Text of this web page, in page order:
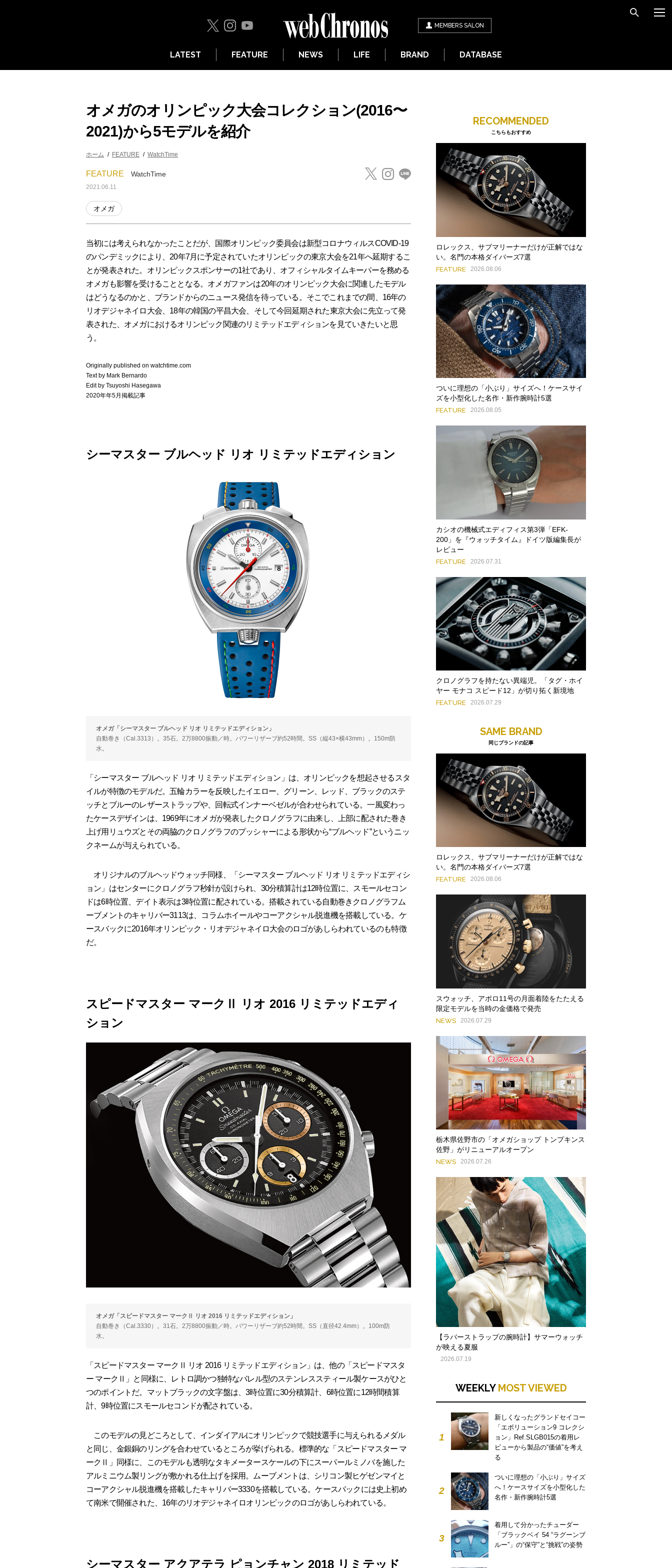
MEMBERS SALON
LATEST FEATURE NEWS LIFE BRAND DATABASE
オメガのオリンピック大会コレクション(2016〜
2021)から5モデルを紹介
ホーム FEATURE WatchTime
FEATURE WatchTime
2021.06.11
オメガ
当初には考えられなかったことだが、国際オリンピック委員会は新型コロナウィルスCOVID-19
のパンデミックにより、20年7月に予定されていたオリンピックの東京大会を21年へ延期するこ
とが発表された。オリンピックスポンサーの1社であり、オフィシャルタイムキーパーを務める
オメガも影響を受けることとなる。オメガファンは20年のオリンピック大会に関連したモデル
はどうなるのかと、ブランドからのニュース発信を待っている。そこでこれまでの間、16年の
リオデジャネイロ大会、18年の韓国の平昌大会、そして今回延期された東京大会に先立って発
表された、オメガにおけるオリンピック関連のリミテッドエディションを見ていきたいと思
う。
Originally published on watchtime.com
Text by Mark Bernardo
Edit by Tsuyoshi Hasegawa
2020年年5月掲載記事
シーマスター ブルヘッド リオ リミテッドエディション
オメガ「シーマスター ブルヘッド リオ リミテッドエディション」
自動巻き（Cal.3313）。35石。2万8800振動／時。パワーリザーブ約52時間。SS（縦43×横43mm）。150m防
水。
「シーマスター ブルヘッド リオ リミテッドエディション」は、オリンピックを想起させるスタ
イルが特徴のモデルだ。五輪カラーを反映したイエロー、グリーン、レッド、ブラックのステ
ッチとブルーのレザーストラップや、回転式インナーベゼルが合わせられている。一風変わっ
たケースデザインは、1969年にオメガが発表したクロノグラフに由来し、上部に配された巻き
上げ用リュウズとその両脇のクロノグラフのプッシャーによる形状から“ブルヘッド”というニッ
クネームが与えられている。
オリジナルのブルヘッドウォッチ同様、「シーマスター ブルヘッド リオ リミテッドエディシ
ョン」はセンターにクロノグラフ秒針が設けられ、30分積算計は12時位置に、スモールセコン
ドは6時位置、デイト表示は3時位置に配されている。搭載されている自動巻きクロノグラフム
ーブメントのキャリバー3113は、コラムホイールやコーアクシャル脱進機を搭載している。ケ
ースバックに2016年オリンピック・リオデジャネイロ大会のロゴがあしらわれているのも特徴
だ。
スピードマスター マークⅡ リオ 2016 リミテッドエディ
ション
オメガ「スピードマスター マークⅡ リオ 2016 リミテッドエディション」
自動巻き（Cal.3330）。31石。2万8800振動／時。パワーリザーブ約52時間。SS（直径42.4mm）。100m防
水。
「スピードマスター マークⅡ リオ 2016 リミテッドエディション」は、他の「スピードマスタ
ー マークⅡ」と同様に、レトロ調かつ独特なバレル型のステンレススティール製ケースがひと
つのポイントだ。マットブラックの文字盤は、3時位置に30分積算計、6時位置に12時間積算
計、9時位置にスモールセコンドが配されている。
このモデルの見どころとして、インダイアルにオリンピックで競技選手に与えられるメダル
と同じ、金銀銅のリングを合わせているところが挙げられる。標準的な「スピードマスター マ
ークⅡ」同様に、このモデルも透明なタキメータースケールの下にスーパールミノバを施した
アルミニウム製リングが敷かれる仕上げを採用。ムーブメントは、シリコン製ヒゲゼンマイと
コーアクシャル脱進機を搭載したキャリバー3330を搭載している。ケースバックには史上初め
て南米で開催された、16年のリオデジャネイロオリンピックのロゴがあしらわれている。
シ⁠ーマスタ⁠ー アクアテラ ピ⁠ョンチ⁠ャン 2018 リミテ⁠ッド
RECOMMENDED
こちらもおすすめ
ロレックス、サブマリーナーだけが正解ではな
い。名門の本格ダイバーズ7選
FEATURE 2026.08.06
ついに理想の「小ぶり」サイズへ！ケースサイ
ズを小型化した名作・新作腕時計5選
FEATURE 2026.08.05
カシオの機械式エディフィス第3弾「EFK-
200」を『ウォッチタイム』ドイツ版編集長が
レビュー
FEATURE 2026.07.31
クロノグラフを持たない異端児。「タグ・ホイ
ヤー モナコ スピード12」が切り拓く新境地
FEATURE 2026.07.29
SAME BRAND
同じブランドの記事
ロレックス、サブマリーナーだけが正解ではな
い。名門の本格ダイバーズ7選
FEATURE 2026.08.06
スウォッチ、アポロ11号の月面着陸をたたえる
限定モデルを当時の金価格で発売
NEWS 2026.07.29
栃木県佐野市の「オメガショップ トンプキンス
佐野」がリニューアルオープン
NEWS 2026.07.26
【ラバーストラップの腕時計】サマーウォッチ
が映える夏服
2026.07.19
WEEKLY MOST VIEWED
1
新しくなったグランドセイコー
「エボリューション9 コレクシ
ョン」Ref.SLGB015の着用レ
ビューから製品の“価値”を考え
る
2
ついに理想の「小ぶり」サイズ
へ！ケースサイズを小型化した
名作・新作腕時計5選
3
着用して分かったチューダー
「ブラックベイ 54 “ラグーンブ
ルー”」の“保守”と“挑戦”の姿勢